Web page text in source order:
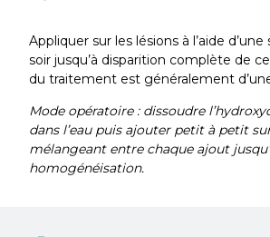
Appliquer sur les lésions à l’aide
soir jusqu’à disparition complète de
du traitement est généralement
Mode opératoire : dissoudre
dans l’eau puis ajouter petit à petit
mélangeant entre chaque ajout
homogénéisation.